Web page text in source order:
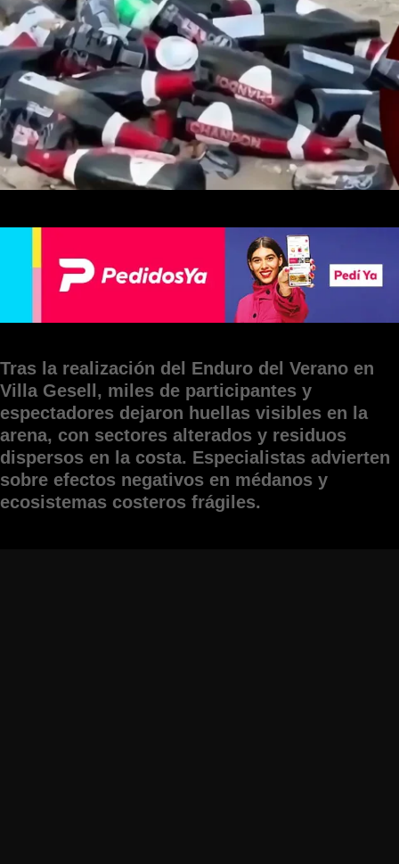
Tras la realización del Enduro del Verano en
Villa Gesell, miles de participantes y
espectadores dejaron huellas visibles en la
arena, con sectores alterados y residuos
dispersos en la costa. Especialistas advierten
sobre efectos negativos en médanos y
ecosistemas costeros frágiles.